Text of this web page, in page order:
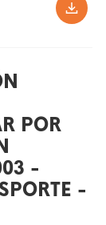
POR
-
-